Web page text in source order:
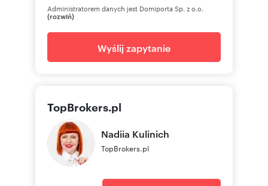
Administratorem danych jest Domiporta Sp. z o.o.
(rozwiń)
Wyślij zapytanie
TopBrokers.pl
Nadiia Kulinich
TopBrokers.pl